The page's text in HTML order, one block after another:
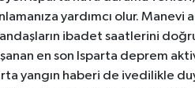
yardımcı olur.
ibadet saatlerini
en son Isparta deprem
yangın haberi de ivedilikle